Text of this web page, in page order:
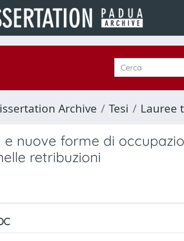
Archive Tesi Lauree
e nuove forme di
retribuzioni